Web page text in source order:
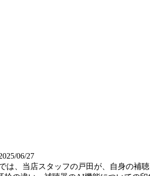
06/27
、当店スタッフの戸田が、自身の補